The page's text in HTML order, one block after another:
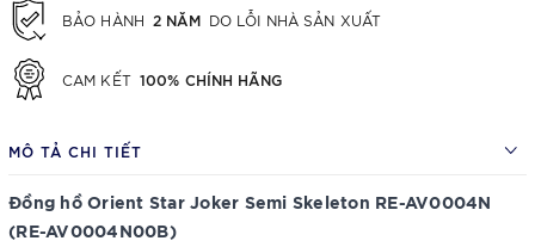
BẢO HÀNH 2 NĂM DO LỖI NHÀ SẢN XUẤT
CAM KẾT 100% CHÍNH HÃNG
MÔ TẢ CHI TIẾT
Đồng hồ Orient Star Joker Semi Skeleton RE-AV0004N
(RE-AV0004N00B)